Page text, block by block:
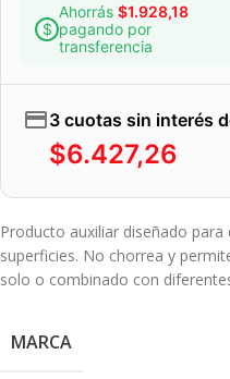
Ahorrás $1.928,18
pagando por
transferencia
3 cuotas sin interés
$6.427,26
Producto auxiliar diseñado
superficies. No chorrea y
solo o combinado con
MARCA